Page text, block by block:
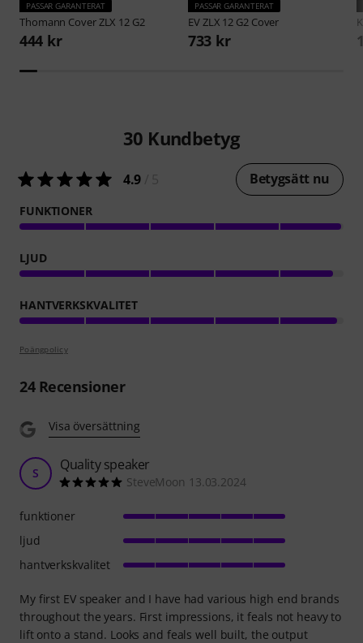
PASSAR GARANTERAT
Thomann Cover ZLX 12 G2
444 kr
PASSAR GARANTERAT
EV ZLX 12 G2 Cover
733 kr
30 Kundbetyg
4.9 Betygsätt nu
FUNKTIONER
LJUD
HANTVERKSKVALITET
Poängpolicy
24Recensioner
Visa översättning
S Quality speaker
SteveMoon 13.03.2024
My first EV speaker and I have had various high end brands
throughout the years. First impressions, it feals not heavy to
lift onto a stand. Looks and feals well built, the output
funktioner
ljud
hantverkskvalitet